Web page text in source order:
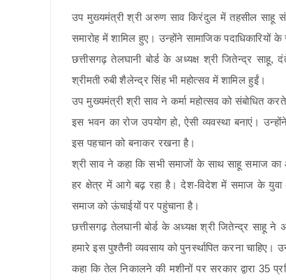
उप मुख्यमंत्री श्री अरुण साव किरंदुल में तहसील साहू संघ
समारोह में शामिल हुए। उन्होंने सामाजिक
छत्तीसगढ़ तेलघानी बोर्ड के अध्यक्ष श्री जितेन्द्र साहू,
श्रीमती रुबी शैलेन्द्र सिंह भी महोत्सव में शामिल हुईं।
उप मुख्यमंत्री श्री साव ने कर्मा महोत्सव को संबोधित
इस भवन का रोज उपयोग हो, ऐसी व्यवस्था बनाएं।
इस पहचान को बनाकर रखना है।
श्री साव ने कहा कि सभी समाजों के साथ साहू समाज
हर क्षेत्र में आगे बढ़ रहा है। देश-विदेश में समाज के युवा
समाज को ऊंचाईयों पर पहुंचाना है।
छत्तीसगढ़ तेलघानी बोर्ड के अध्यक्ष श्री जितेन्द्र साहू
हमारे इस पुश्तैनी व्यवसाय को पुनर्स्थापित करना
कहा कि तेल निकालने की मशीनों पर सरकार द्वारा 35